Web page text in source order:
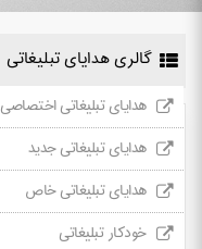
گالری هدایای تبلیغاتی
هدایای تبلیغاتی اختصاصی
هدایای تبلیغاتی جدید
هدایای تبلیغاتی خاص
خودکار تبلیغاتی